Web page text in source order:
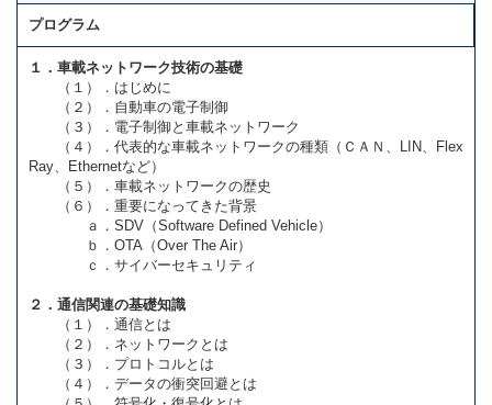
プログラム
１．車載ネットワーク技術の基礎
（１）．はじめに
（２）．自動車の電子制御
（３）．電子制御と車載ネットワーク
（４）．代表的な車載ネットワークの種類（ＣＡＮ、LIN、Flex
Ray、Ethernetなど）
（５）．車載ネットワークの歴史
（６）．重要になってきた背景
ａ．SDV（Software Defined Vehicle）
ｂ．OTA（Over The Air）
ｃ．サイバーセキュリティ
２．通信関連の基礎知識
（１）．通信とは
（２）．ネットワークとは
（３）．プロトコルとは
（４）．データの衝突回避とは